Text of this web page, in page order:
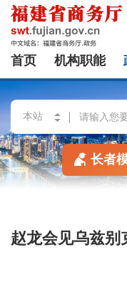
首页 机构职能
长者
赵龙会见乌兹别